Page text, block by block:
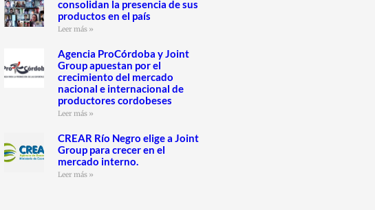
consolidan la presencia de sus
productos en el país
Leer más »
Agencia ProCórdoba y Joint
Group apuestan por el
crecimiento del mercado
nacional e internacional de
productores cordobeses
Leer más »
CREAR Río Negro elige a Joint
Group para crecer en el
mercado interno.
Leer más »